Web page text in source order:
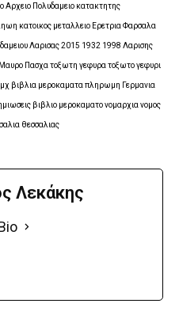
Αρχειο Πολυδαμειο κατακτητης
κατοικος μεταλλειο Ερετρια Φαρσαλα
Λαρισας 2015 1932 1998 Λαρισης
Πασχα τοξωτη γεφυρα τοξωτο γεφυρι
βιβλια μεροκαματα πληρωμη Γερμανια
βιβλιο μεροκαματο νομαρχια νομος
θεσσαλιας
Λεκάκης